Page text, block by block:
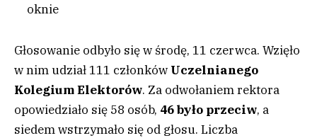
oknie
Głosowanie odbyło się w środę, 11 czerwca. Wzięło
w nim udział 111 członków Uczelnianego
Kolegium Elektorów. Za odwołaniem rektora
opowiedziało się 58 osób, 46 było przeciw, a
siedem wstrzymało się od głosu. Liczba